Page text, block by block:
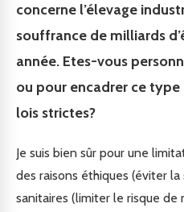
concerne l’élevage
souffrance de milliards
année. Etes-vous
ou pour encadrer ce type
lois strictes?
Je suis bien sûr pour une
des raisons éthiques (éviter
sanitaires (limiter le risque de